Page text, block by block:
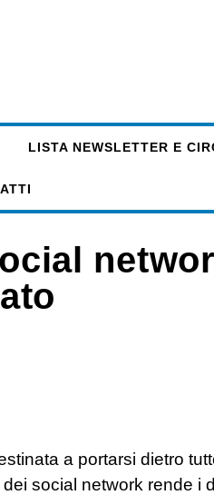
LISTA NEWSLETTER E
a portarsi dietro
social network rende i